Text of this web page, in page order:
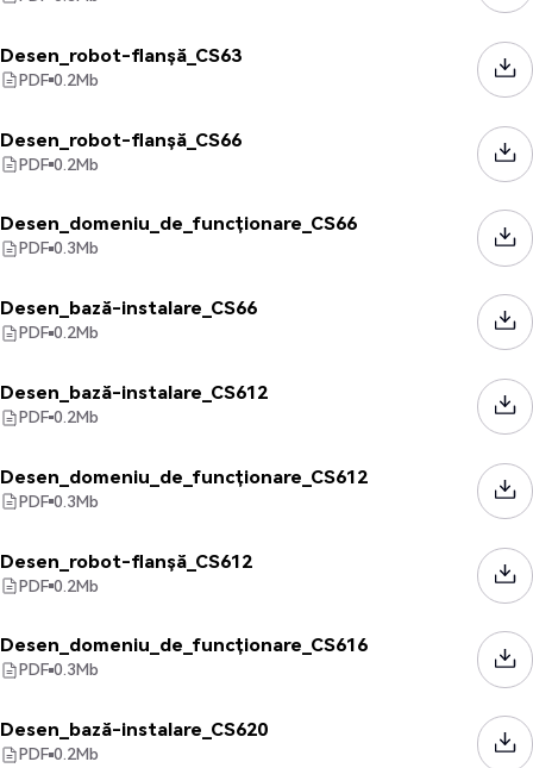
Desen_robot-flanșă_CS63
PDF 0.2Mb
Desen_robot-flanșă_CS66
PDF 0.2Mb
Desen_domeniu_de_funcționare_CS66
PDF 0.3Mb
Desen_bază-instalare_CS66
PDF 0.2Mb
Desen_bază-instalare_CS612
PDF 0.2Mb
Desen_domeniu_de_funcționare_CS612
PDF 0.3Mb
Desen_robot-flanșă_CS612
PDF 0.2Mb
Desen_domeniu_de_funcționare_CS616
PDF 0.3Mb
Desen_bază-instalare_CS620
PDF 0.2Mb